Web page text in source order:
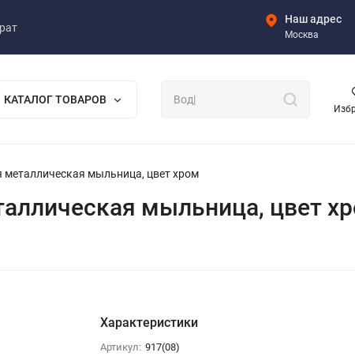
Наш адрес
Москва
КАТАЛОГ ТОВАРОВ
металлическая мыльница, цвет хром
мыльница, цвет
Характеристики
Артикул: 917(08)